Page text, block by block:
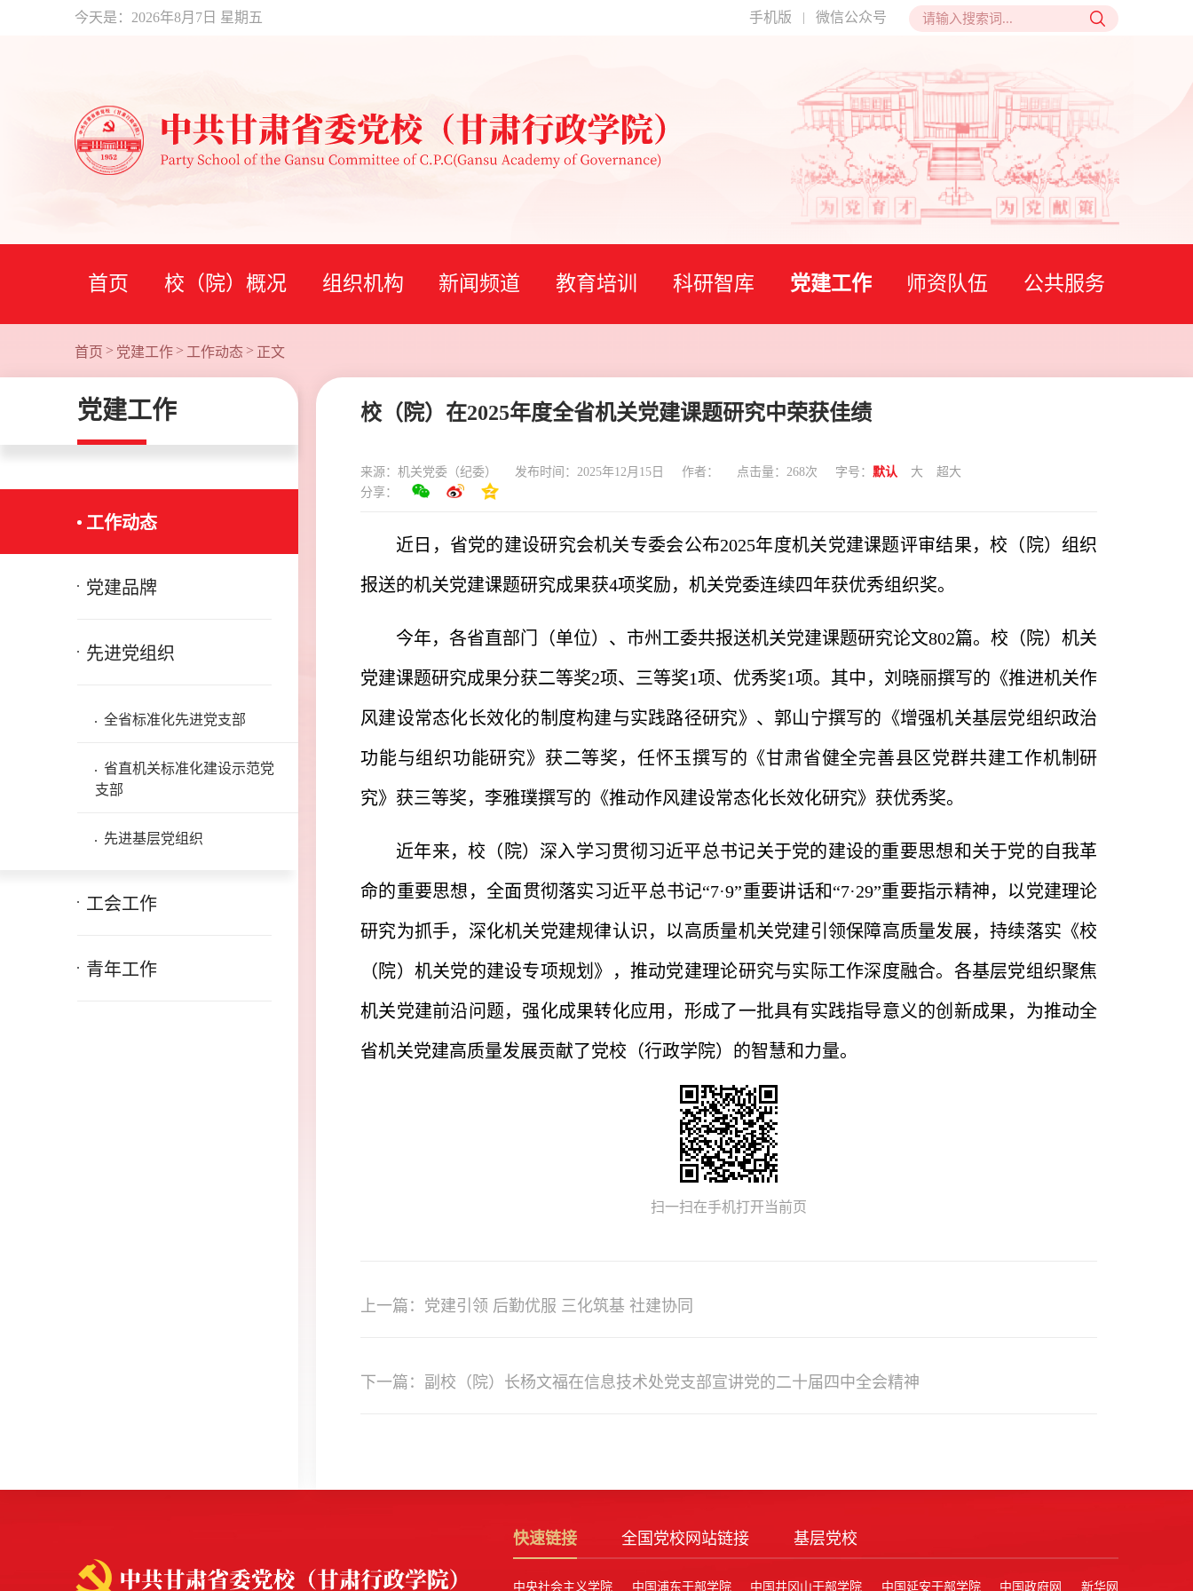
今天是： 2026年8月7日 星期五 手机版 微信公众号
首页 校（院）概况 组织机构 新闻频道 教育培训 科研智库 党建工作 师资队伍 公共服务
首页 > 党建工作 > 工作动态 > 正文
党建工作
工作动态
党建品牌
先进党组织
全省标准化先进党支部
省直机关标准化建设示范党
支部
先进基层党组织
工会工作
青年工作
校（院）在2025年度全省机关党建课题研究中荣获佳绩
来源：机关党委（纪委） 发布时间：2025年12月15日 作者： 点击量： 268次 字号： 默认 大
超大
分享：
近日，省党的建设研究会机关专委会公布2025年度机关党建课题评审结果，校（院）组织
报送的机关党建课题研究成果获4项奖励，机关党委连续四年获优秀组织奖。
今年，各省直部门（单位）、市州工委共报送机关党建课题研究论文802篇。校（院）机关
党建课题研究成果分获二等奖2项、三等奖1项、优秀奖1项。其中，刘晓丽撰写的《推进机关作
风建设常态化长效化的制度构建与实践路径研究》、郭山宁撰写的《增强机关基层党组织政治
功能与组织功能研究》获二等奖，任怀玉撰写的《甘肃省健全完善县区党群共建工作机制研
究》获三等奖，李雅璞撰写的《推动作风建设常态化长效化研究》获优秀奖。
近年来，校（院）深入学习贯彻习近平总书记关于党的建设的重要思想和关于党的自我革
命的重要思想，全面贯彻落实习近平总书记“7·9”重要讲话和“7·29”重要指示精神，以党建理论
研究为抓手，深化机关党建规律认识，以高质量机关党建引领保障高质量发展，持续落实《校
（院）机关党的建设专项规划》，推动党建理论研究与实际工作深度融合。各基层党组织聚焦
机关党建前沿问题，强化成果转化应用，形成了一批具有实践指导意义的创新成果，为推动全
省机关党建高质量发展贡献了党校（行政学院）的智慧和力量。
扫一扫在手机打开当前页
上一篇：党建引领 后勤优服 三化筑基 社建协同
下一篇：副校（院）长杨文福在信息技术处党支部宣讲党的二十届四中全会精神
快速链接 全国党校网站链接 基层党校
中央社会主义学院 中国浦东干部学院 中国井冈山干部学院 中国延安干部学院 中国政府网 新华网